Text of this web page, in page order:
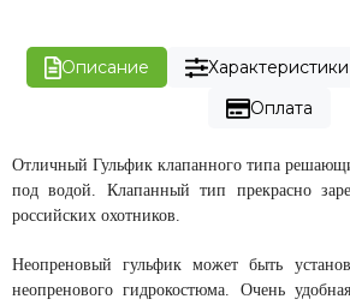
Описание Характеристики
Оплата
Отличный Гульфик клапанного типа
под водой. Клапанный тип прекрасно
российских охотников.
Неопреновый гульфик может быть
неопренового гидрокостюма. Очень